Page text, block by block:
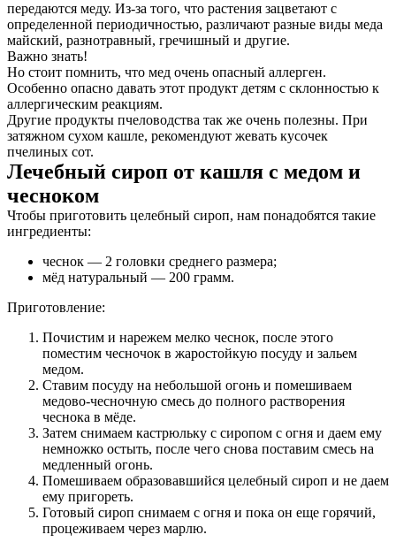
передаются меду. Из-за того, что растения зацветают с
определенной периодичностью, различают разные виды меда
майский, разнотравный, гречишный и другие.
Важно знать!
Но стоит помнить, что мед очень опасный аллерген.
Особенно опасно давать этот продукт детям с склонностью к
аллергическим реакциям.
Другие продукты пчеловодства так же очень полезны. При
затяжном сухом кашле, рекомендуют жевать кусочек
пчелиных сот.
Лечебный сироп от кашля с медом и
чесноком
Чтобы приготовить целебный сироп, нам понадобятся такие
ингредиенты:
чеснок — 2 головки среднего размера;
мёд натуральный — 200 грамм.
Приготовление:
Почистим и нарежем мелко чеснок, после этого
поместим чесночок в жаростойкую посуду и зальем
медом.
Ставим посуду на небольшой огонь и помешиваем
медово-чесночную смесь до полного растворения
чеснока в мёде.
Затем снимаем кастрюльку с сиропом с огня и даем ему
немножко остыть, после чего снова поставим смесь на
медленный огонь.
Помешиваем образовавшийся целебный сироп и не даем
ему пригореть.
Готовый сироп снимаем с огня и пока он еще горячий,
процеживаем через марлю.